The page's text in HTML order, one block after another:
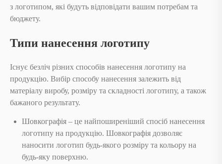
з логотипом, які будуть відповідати вашим потребам та
бюджету.
Типи нанесення логотипу
Існує безліч різних способів нанесення логотипу на
продукцію. Вибір способу нанесення залежить від
матеріалу виробу, розміру та складності логотипу, а також
бажаного результату.
Шовкографія – це найпоширеніший спосіб нанесення
логотипу на продукцію. Шовкографія дозволяє
наносити логотип будь-якого розміру та кольору на
будь-яку поверхню.